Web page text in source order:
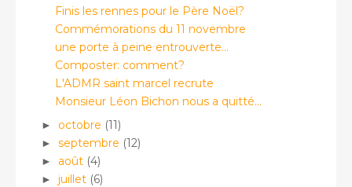
Finis les rennes pour le Père Noël?
Commémorations du 11 novembre
une porte à peine entrouverte...
Composter: comment?
L'ADMR saint marcel recrute
Monsieur Léon Bichon nous a quitté...
► octobre (11)
► septembre (12)
► août (4)
► juillet (6)